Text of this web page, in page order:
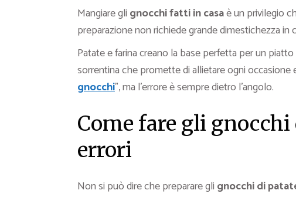
Mangiare gli gnocchi fatti in casaè un privilegio
preparazione non richiede grande dimestichezza in
Patate e farina creano la base perfetta per un
sorrentina che promette di allietare ogni occasione
gnocchi”, ma l’errore è sempre dietro l’angolo.
Come fare gli
errori
Non si può dire che preparare gli gnocchidi